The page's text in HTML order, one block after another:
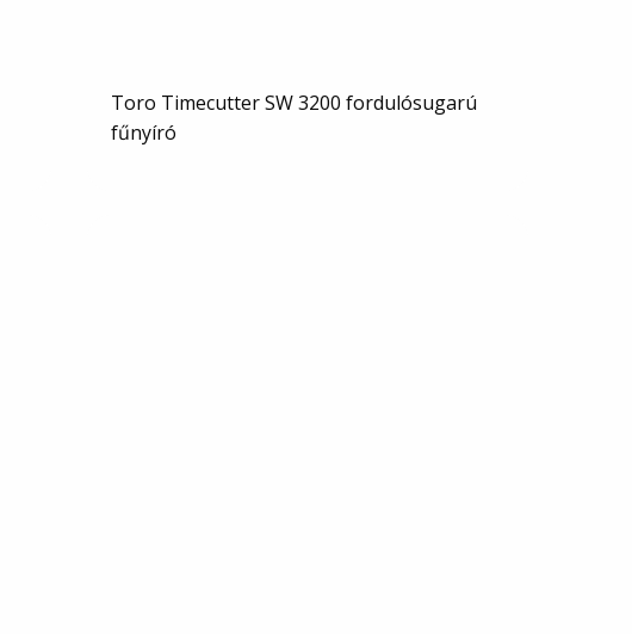
Toro Timecutter SW 3200 fordulósugarú
fűnyíró